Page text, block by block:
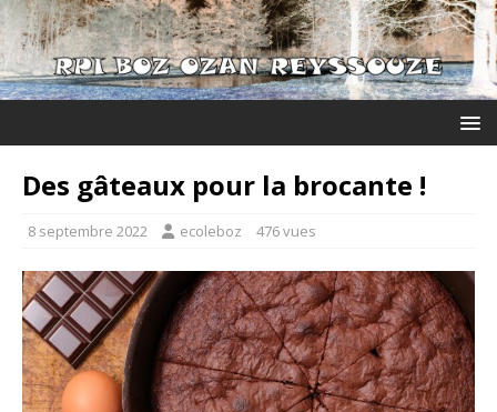
Des gâteaux pour la brocante !
8 septembre 2022 ecoleboz 476 vues